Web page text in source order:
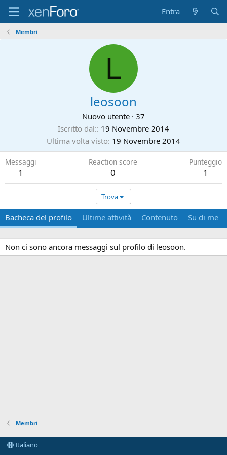
Entra
Membri
L
leosoon
Nuovo utente · 37
Iscritto dal: 19 Novembre 2014
Ultima volta visto 19 Novembre 2014
Messaggi
1
Reaction score
0
Punteggio
1
Trova
Bacheca del profilo Ultime attività Contenuto Su di me
Non ci sono ancora messaggi sul profilo di leosoon.
Membri
Italiano